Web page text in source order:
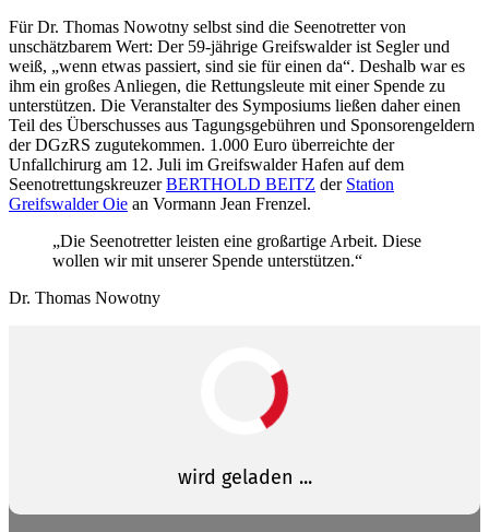
Für Dr. Thomas Nowotny selbst sind die Seenotretter von
unschätzbarem Wert: Der 59-jährige Greifswalder ist Segler und
weiß, „wenn etwas passiert, sind sie für einen da“. Deshalb war es
ihm ein großes Anliegen, die Rettungsleute mit einer Spende zu
unterstützen. Die Veranstalter des Symposiums ließen daher einen
Teil des Überschusses aus Tagungsgebühren und Sponsorengeldern
der DGzRS zugutekommen. 1.000 Euro überreichte der
Unfallchirurg am 12. Juli im Greifswalder Hafen auf dem
SeenotrettungskreuzerBERTHOLD BEITZ der Station
Greifswalder Oie an Vormann Jean Frenzel.
„Die Seenotretter leisten eine großartige Arbeit. Diese
wollen wir mit unserer Spende unterstützen.“
Dr. Thomas Nowotny